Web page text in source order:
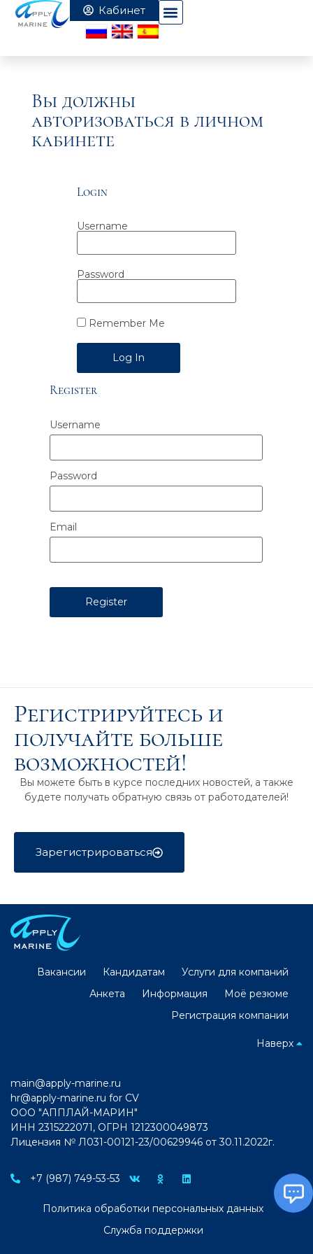
Вы должны
авторизоваться в личном
кабинете
Login
Username
Password
Remember Me
Alternative:
Register
Username
Password
Email
Регистрируйтесь и
получайте больше
возможностей!
Вы можете быть в курсе последних новостей, а также
будете получать обратную связь от работодателей!
Зарегистрироваться
Вакансии Кандидатам
Услуги для компаний
Анкета
Информация
Моё резюме
Регистрация компании
Наверх
main@apply-marine.ru
hr@apply-marine.ru for CV
ООО "АППЛАЙ-МАРИН"
ИНН 2315222071, ОГРН 1212300049873
Лицензия № Л031-00121-23/00629946 от 30.11.2022г.
+7 (987) 749-53-53
Политика обработки персональных данных
Служба поддержки